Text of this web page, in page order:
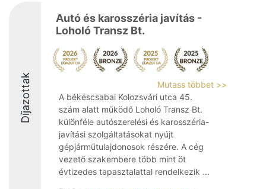
Díjazottak
Autó és karosszéria javítás -
Loholó Transz Bt.
Mutass többet >>
A békéscsabai Kolozsvári utca 45.
szám alatt működő Loholó Transz Bt.
különféle autószerelési és karosszéria-
javítási szolgáltatásokat nyújt
gépjárműtulajdonosok részére. A cég
vezető szakembere több mint öt
évtizedes tapasztalattal rendelkezik ...